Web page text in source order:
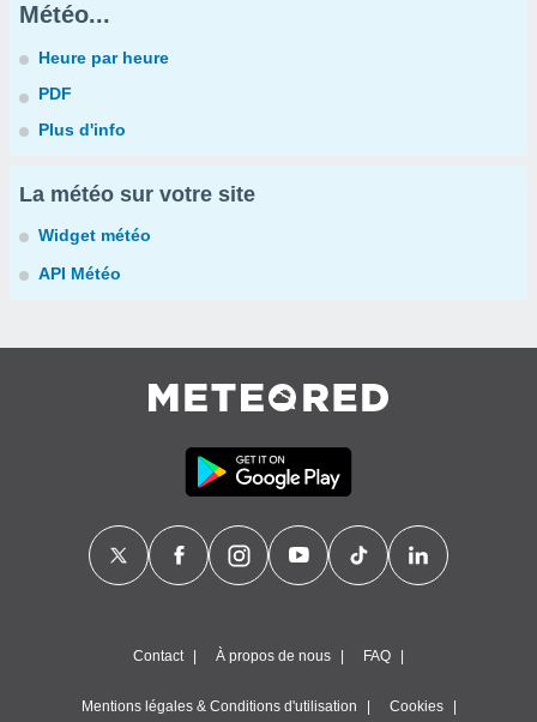
Météo...
Heure par heure
PDF
Plus d'info
La météo sur votre site
Widget météo
API Météo
Contact À propos de nous FAQ
Mentions légales & Conditions d'utilisation Cookies